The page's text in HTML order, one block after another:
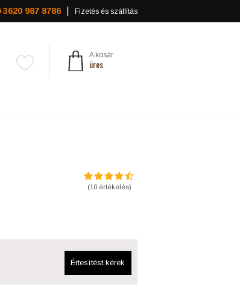
987 8786 Fizetés és szállítás
A kosár
üres
(10értékelés)
Értesítést kérek